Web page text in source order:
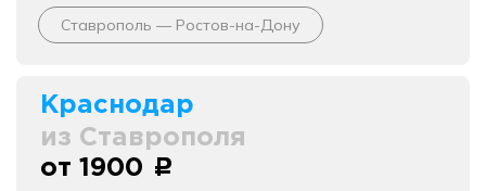
Ставрополь — Ростов-на-Дону
Краснодар
из Ставрополя
от 1900 c